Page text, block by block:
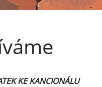
KE KANCIONÁLU